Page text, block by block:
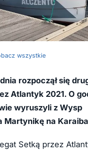
wszystkie
rozpoczął się
Atlantyk 2021. O
wyruszyli z Wysp
Martynikę na
Setką przez